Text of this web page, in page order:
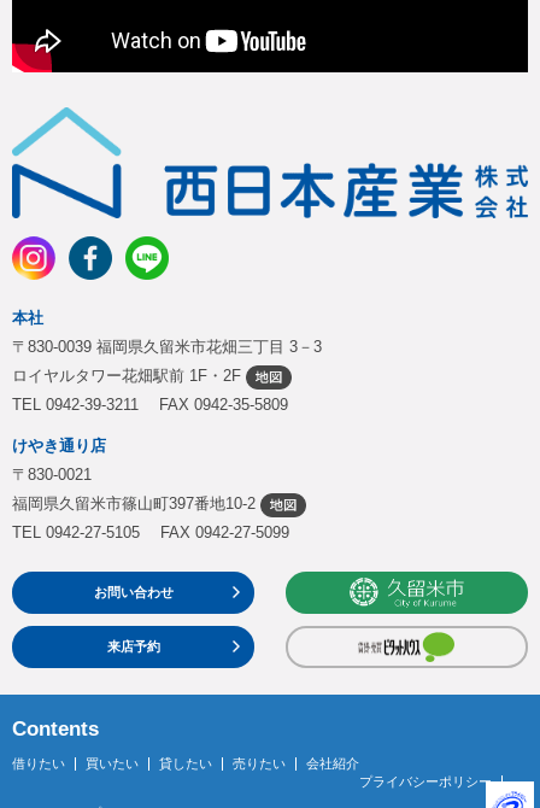
本社
〒830-0039 福岡県久留米市花畑三丁目 3－3
ロイヤルタワー花畑駅前 1F・2F
TEL 0942-39-3211 FAX 0942-35-5809
けやき通り店
〒830-0021
福岡県久留米市篠山町397番地10-2
TEL 0942-27-5105 FAX 0942-27-5099
お問い合わせ
来店予約
Contents
借りたい 買いたい 貸したい 売りたい
会社紹介
プライバシーポリシー